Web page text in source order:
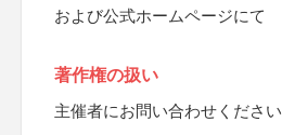
および公式ホームページにて
著作権の扱い
主催者にお問い合わせください